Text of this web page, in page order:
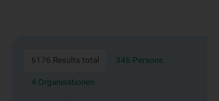
6176 Results total 346 Persons
4 Organisationen